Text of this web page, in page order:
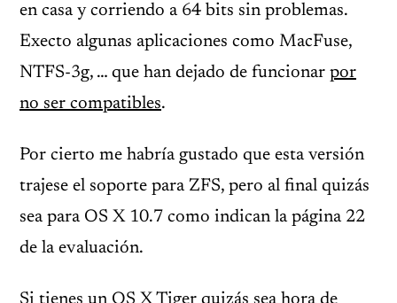
en casa y corriendo a 64 bits sin problemas.
Execto algunas aplicaciones como MacFuse,
NTFS-3g, … que han dejado de funcionar por
no ser compatibles.
Por cierto me habría gustado que esta versión
trajese el soporte para ZFS, pero al final quizás
sea para OS X 10.7 como indican la página 22
de la evaluación.
Si tienes un OS X Tiger quizás sea hora de